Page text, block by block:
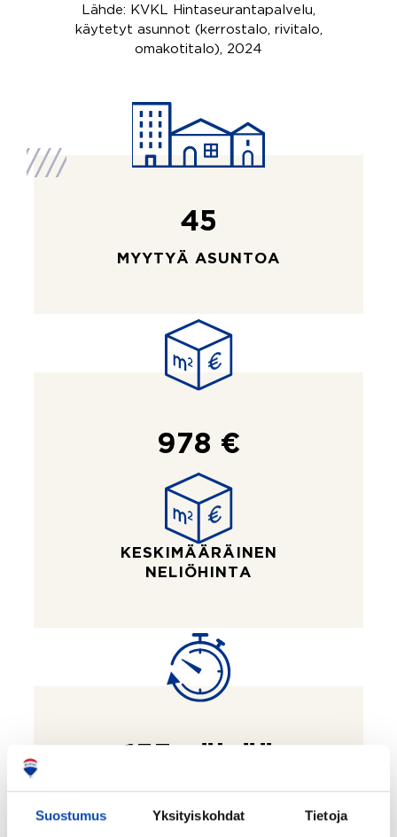
Suostumus Yksityiskohdat Tietoja
Lähde: KVKL Hintaseurantapalvelu,
käytetyt asunnot (kerrostalo, rivitalo,
omakotitalo), 2024
45
MYYTYÄ ASUNTOA
978 €
KESKIMÄÄRÄINEN
NELIÖHINTA
KESKIMÄÄRÄINEN
MYYNTIAIKA